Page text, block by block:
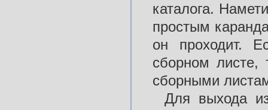
каталога.
простым
он проходит.
сборном листе,
сборными
Для выхода